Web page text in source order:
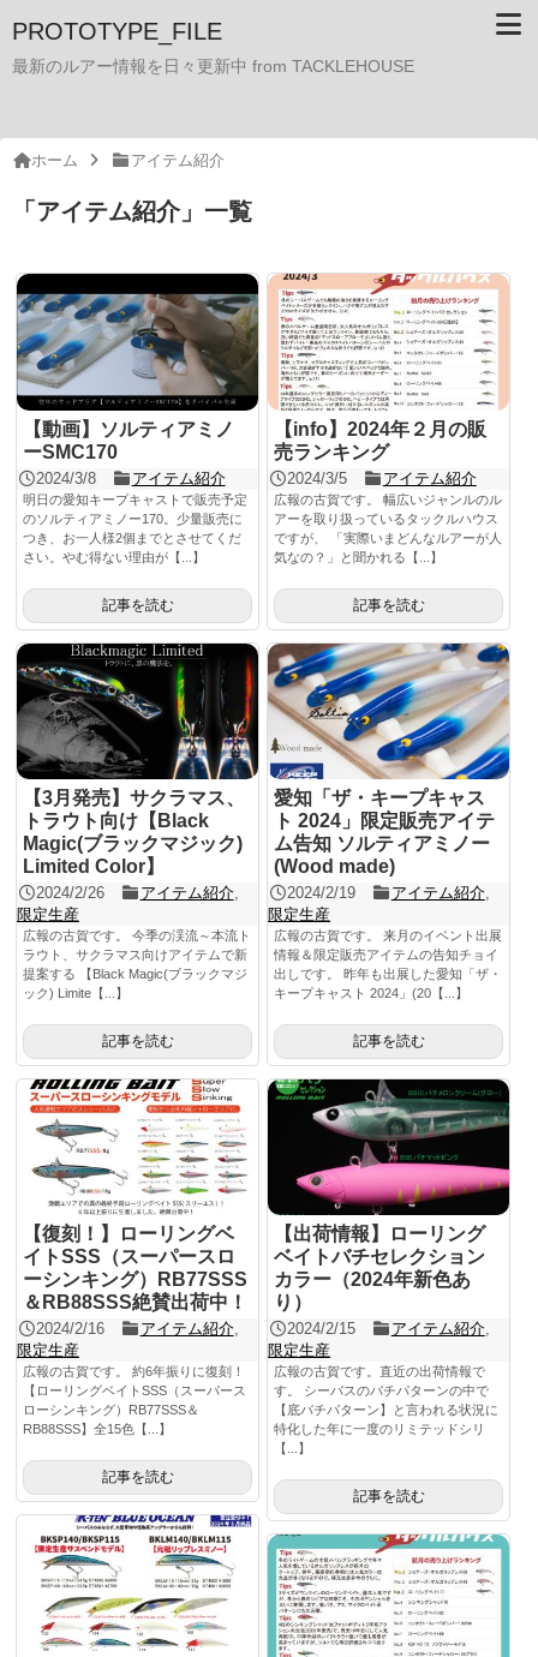
PROTOTYPE_FILE
最新のルアー情報を日々更新中 from TACKLEHOUSE
ホーム アイテム紹介
「 アイテム紹介」 一覧
【動画】ソルティアミノ
ーSMC170
2024/3/8 アイテム紹介
明日の愛知キープキャストで販売予定
のソルティアミノー170。少量販売に
つき、お一人様2個までとさせてくだ
さい。やむ得ない理由が【...】
記事を読む
【info】2024年２月の販
売ランキング
2024/3/5 アイテム紹介
広報の古賀です。 幅広いジャンルのル
アーを取り扱っているタックルハウス
ですが、 「実際いまどんなルアーが人
気なの？」と聞かれる【...】
記事を読む
【3月発売】サクラマス、
トラウト向け【Black
Magic(ブラックマジック)
Limited Color】
2024/2/26 アイテム紹介,
限定生産
広報の古賀です。 今季の渓流～本流ト
ラウト、サクラマス向けアイテムで新
提案する 【Black Magic(ブラックマジ
ック) Limite【...】
記事を読む
愛知「ザ・キープキャス
ト 2024」限定販売アイテ
ム告知 ソルティアミノー
(Wood made)
2024/2/19 アイテム紹介,
限定生産
広報の古賀です。 来月のイベント出展
情報＆限定販売アイテムの告知チョイ
出しです。 昨年も出展した愛知「ザ・
キープキャスト 2024」(20【...】
記事を読む
【復刻！】ローリングベ
イトSSS（スーパースロ
ーシンキング）RB77SSS
＆RB88SSS絶賛出荷中！
2024/2/16 アイテム紹介,
限定生産
広報の古賀です。 約6年振りに復刻！
【ローリングベイトSSS（スーパース
ローシンキング）RB77SSS＆
RB88SSS】全15色【...】
記事を読む
【出荷情報】ローリング
ベイトバチセレクション
カラー（2024年新色あ
り）
2024/2/15 アイテム紹介,
限定生産
広報の古賀です。直近の出荷情報で
す。 シーバスのバチパターンの中で
【底バチパターン】と言われる状況に
特化した年に一度のリミテッドシリ
【...】
記事を読む